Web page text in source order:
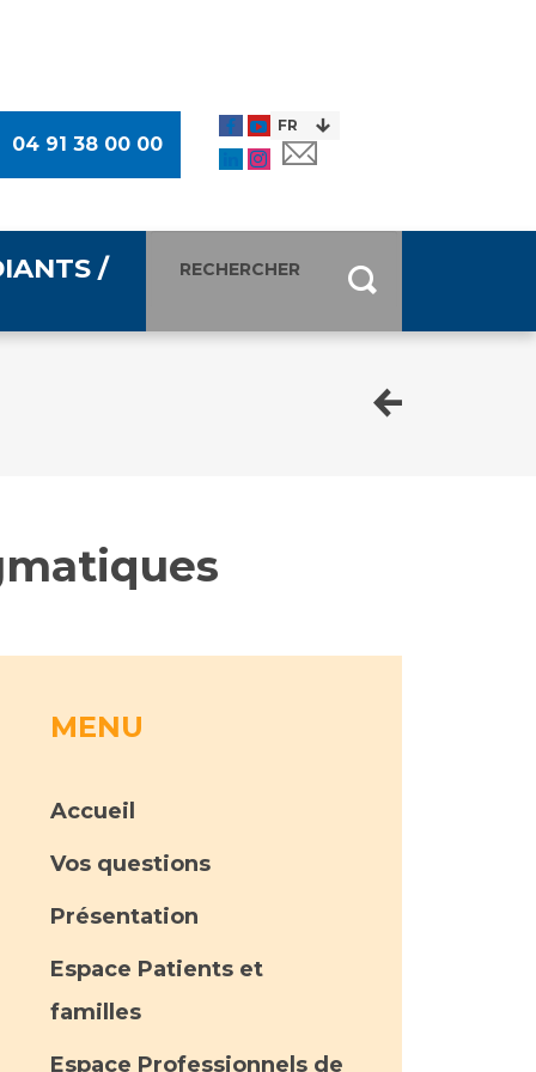
04 91 38 00 00
qualité et de sécurité des soins
données
en santé à l’AP-HM
sans tabac
/
conclus
MENU
Accueil
Vos questions
Présentation
Espace Patients et
familles
Espace Professionnels de